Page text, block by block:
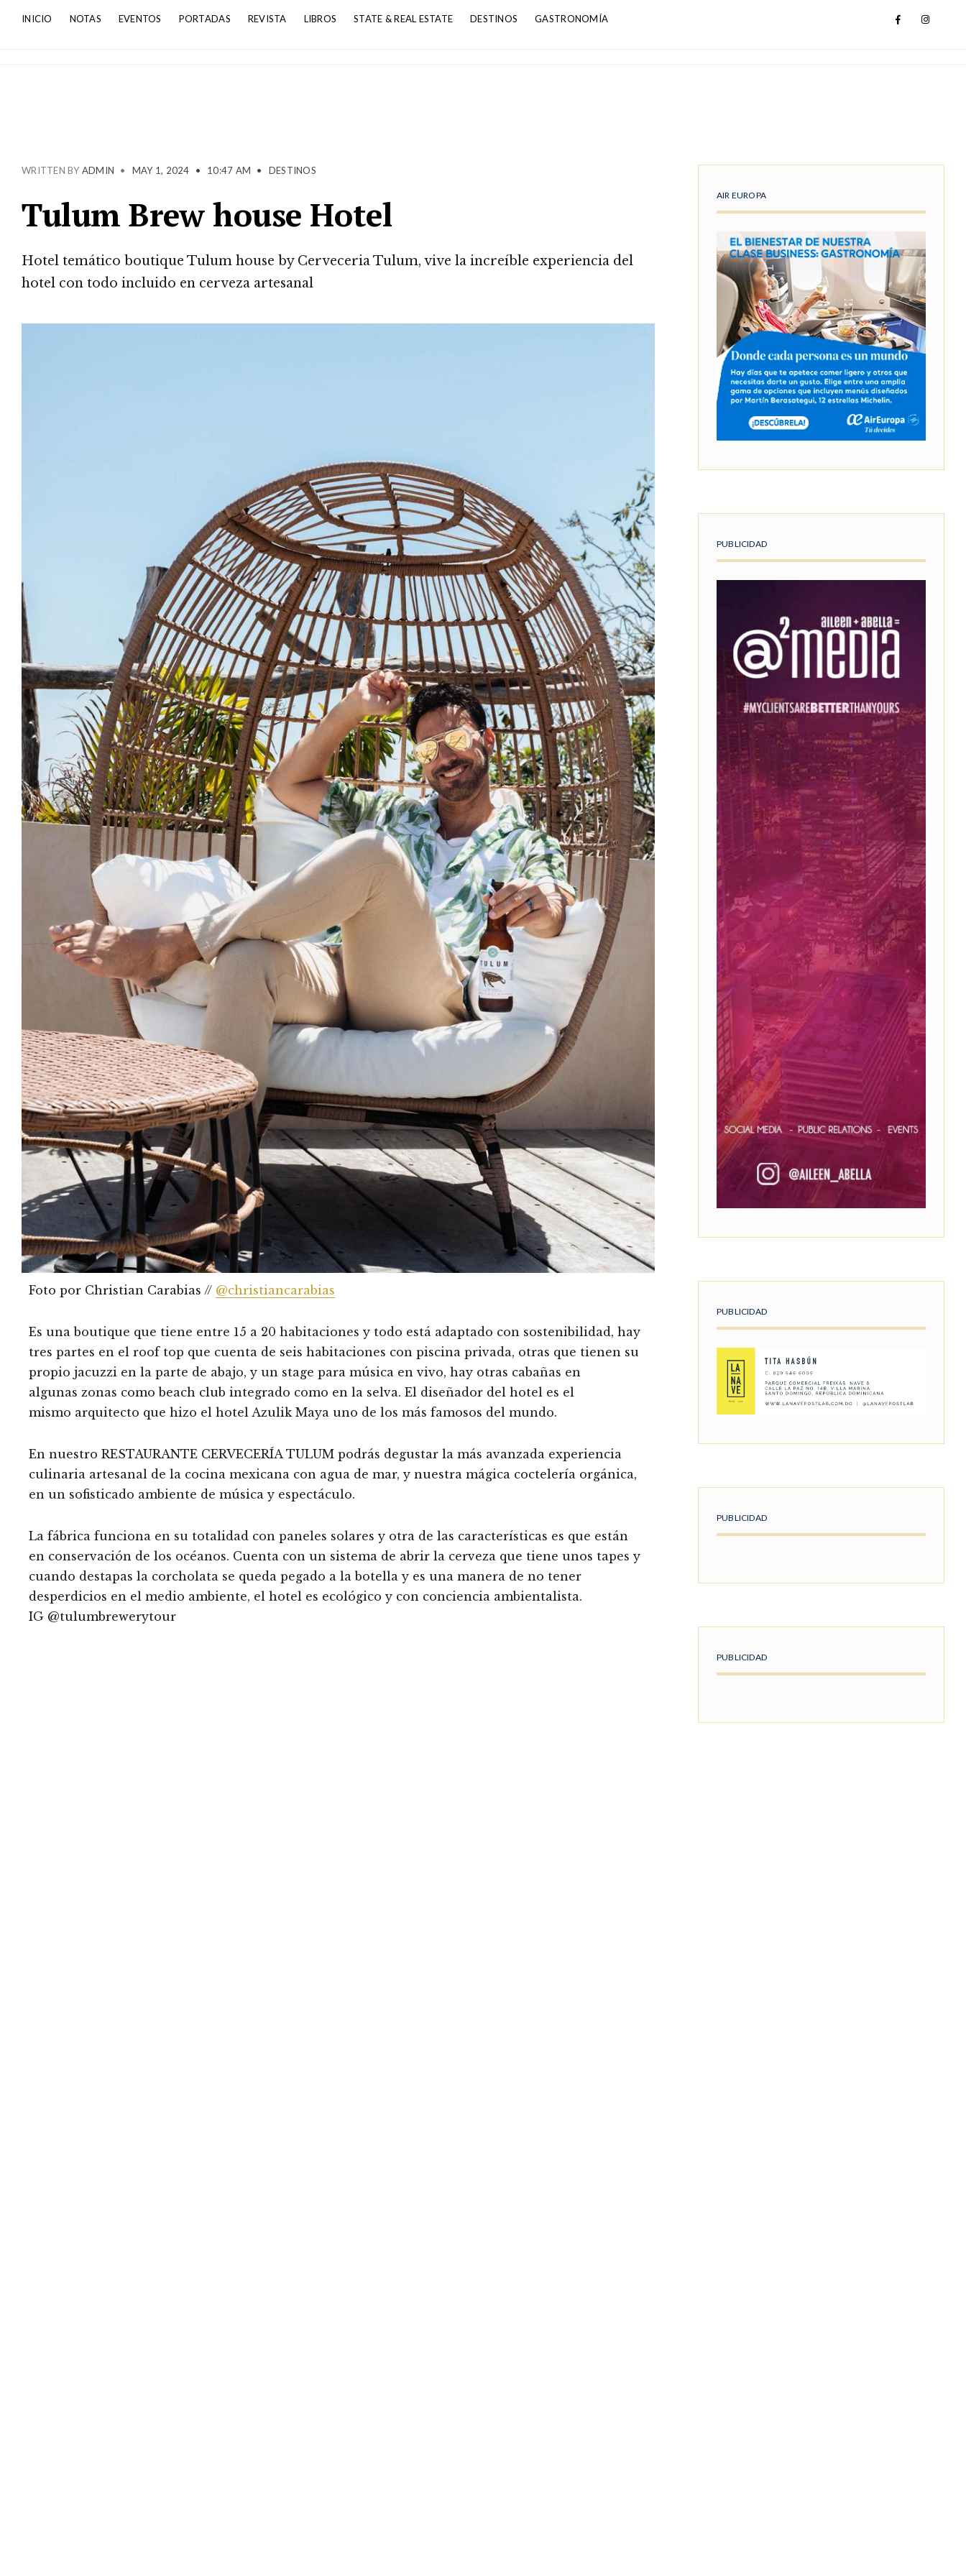
INICIO NOTAS EVENTOS PORTADAS REVISTA LIBROS STATE & REAL ESTATE DESTINOS GASTRONOMÍA
WRITTEN BY ADMIN • MAY 1, 2024 • 10:47 AM • DESTINOS
Tulum Brew house Hotel
Hotel temático boutique Tulum house by Cerveceria Tulum, vive la increíble experiencia del
hotel con todo incluido en cerveza artesanal
Foto por Christian Carabias // @christiancarabias
Es una boutique que tiene entre 15 a 20 habitaciones y todo está adaptado con sostenibilidad, hay
tres partes en el roof top que cuenta de seis habitaciones con piscina privada, otras que tienen su
propio jacuzzi en la parte de abajo, y un stage para música en vivo, hay otras cabañas en
algunas zonas como beach club integrado como en la selva. El diseñador del hotel es el
mismo arquitecto que hizo el hotel Azulik Maya uno de los más famosos del mundo.
En nuestro RESTAURANTE CERVECERÍA TULUM podrás degustar la más avanzada experiencia
culinaria artesanal de la cocina mexicana con agua de mar, y nuestra mágica coctelería orgánica,
en un sofisticado ambiente de música y espectáculo.
La fábrica funciona en su totalidad con paneles solares y otra de las características es que están
en conservación de los océanos. Cuenta con un sistema de abrir la cerveza que tiene unos tapes y
cuando destapas la corcholata se queda pegado a la botella y es una manera de no tener
desperdicios en el medio ambiente, el hotel es ecológico y con conciencia ambientalista.
IG @tulumbrewerytour
AIR EUROPA
PUBLICIDAD
PUBLICIDAD
PUBLICIDAD
PUBLICIDAD